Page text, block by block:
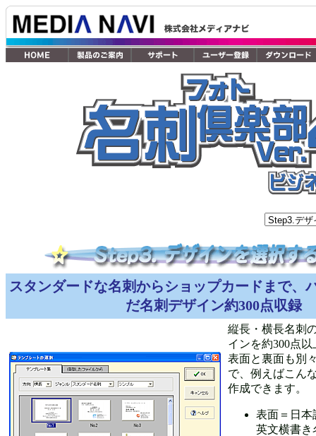
スタンダードな名刺からショップカードまで、
だ名刺デザイン約300点収録
縦長・横長名刺
インを約300点
表面と裏面も別
で、例えばこん
作成できます。
表面＝日本
英文横書き